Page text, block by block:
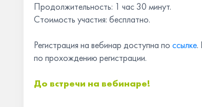
Продолжительность: 1 час 30 минут.
Стоимость участия: бесплатно.
Регистрация на вебинар доступна по ссылке.
по прохождению регистрации.
До встречи на вебинаре!